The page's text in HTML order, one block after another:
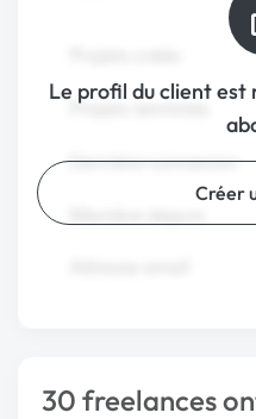
Le profil du client
Créer
30 freelances